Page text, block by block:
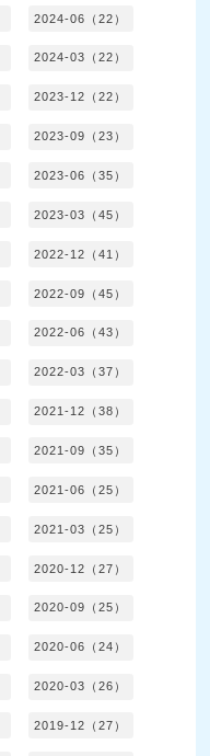
2024-06（22）
2024-03（22）
2023-12（22）
2023-09（23）
2023-06（35）
2023-03（45）
2022-12（41）
2022-09（45）
2022-06（43）
2022-03（37）
2021-12（38）
2021-09（35）
2021-06（25）
2021-03（25）
2020-12（27）
2020-09（25）
2020-06（24）
2020-03（26）
2019-12（27）